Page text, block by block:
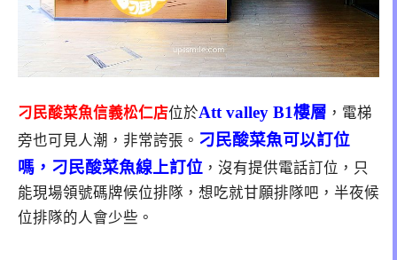
刁民酸菜魚信義松仁店位於Att valley B1樓層 ，電梯
旁也可見人潮，非常誇張。 刁 民酸菜魚可以訂位
嗎，刁民酸菜魚線上訂位 ，沒有提供電話訂位，只
能現場領號碼牌候位排隊，想吃就甘願排隊吧，半夜候
位排隊的人會少些。